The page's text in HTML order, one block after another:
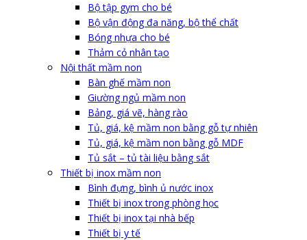
Bộ tập gym cho bé
Bộ vận động đa năng, bộ thể chất
Bóng nhựa cho bé
Thảm cỏ nhân tạo
Nội thất mầm non
Bàn ghế mầm non
Giường ngủ mầm non
Bảng, giá vẽ, hàng rào
Tủ, giá, kệ mầm non bằng gỗ tự nhiên
Tủ, giá, kệ mầm non bằng gỗ MDF
Tủ sắt – tủ tài liệu bằng sắt
Thiết bị inox mầm non
Bình đựng, bình ủ nước inox
Thiết bị inox trong phòng học
Thiết bị inox tại nhà bếp
Thiết bị y tế